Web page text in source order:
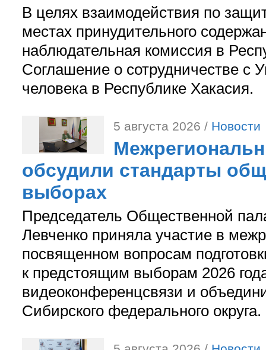
В целях взаимодействия по
местах принудительного
наблюдательная комиссия в
Соглашение о сотрудничестве с
человека в Республике Хакасия.
5 августа 2026 / Новости
обсудили стандарты
выборах
Председатель Общественной
Левченко приняла участие в
посвященном вопросам
к предстоящим выборам 2026
видеоконференцсвязи и
Сибирского федерального округа.